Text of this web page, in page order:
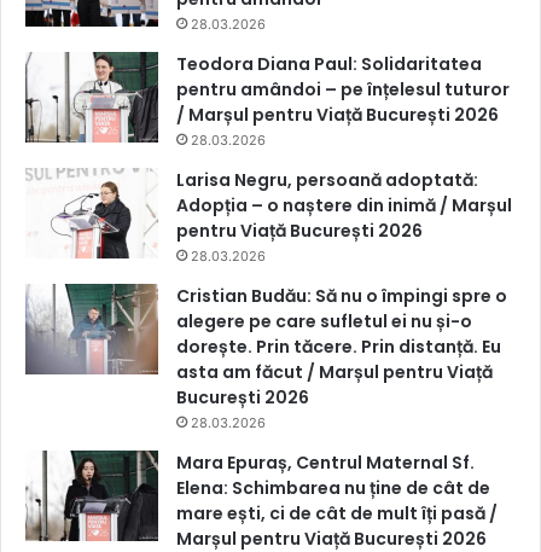
28.03.2026
Teodora Diana Paul: Solidaritatea
pentru amândoi – pe înțelesul tuturor
/ Marșul pentru Viață București 2026
28.03.2026
Larisa Negru, persoană adoptată:
Adopția – o naștere din inimă / Marșul
pentru Viață București 2026
28.03.2026
Cristian Budău: Să nu o împingi spre o
alegere pe care sufletul ei nu și-o
dorește. Prin tăcere. Prin distanță. Eu
asta am făcut / Marșul pentru Viață
București 2026
28.03.2026
Mara Epuraș, Centrul Maternal Sf.
Elena: Schimbarea nu ține de cât de
mare ești, ci de cât de mult îți pasă /
Marșul pentru Viață București 2026